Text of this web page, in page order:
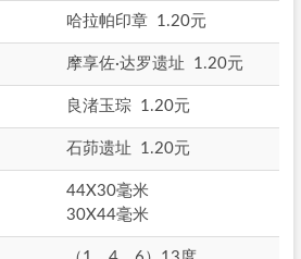
哈拉帕印章 1.20元
摩享佐·达罗遗址 1.20元
良渚玉琮 1.20元
石茆遗址 1.20元
44X30毫米
30X44毫米